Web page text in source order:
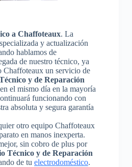
a Chaffoteaux. La
y actualización
hablamos de
de nuestro técnico, ya
Chaffoteaux un servicio de
y de Reparación
el mismo día en la mayoría
funcionando con
absoluta y segura garantía
otro equipo Chaffoteaux
en manos inexperta.
sin cobro de plus por
Técnico y de Reparación
de tu electrodoméstico.